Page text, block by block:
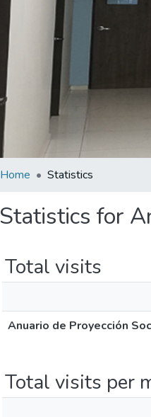
Home Statistics
Statistics for
Total visits
Anuario de Proyección
Total visits per